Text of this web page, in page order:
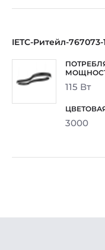
IETC-Ритейл-767073-
115 Вт
3000